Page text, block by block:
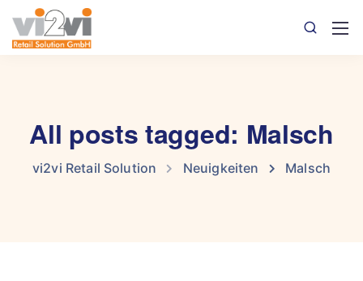
All posts tagged: Malsch
vi2vi Retail Solution Neuigkeiten Malsch